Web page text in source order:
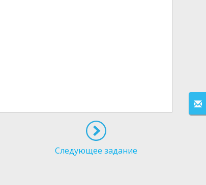
Следующее задание